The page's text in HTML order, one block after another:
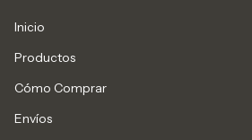
Inicio
Productos
Cómo Comprar
Envíos